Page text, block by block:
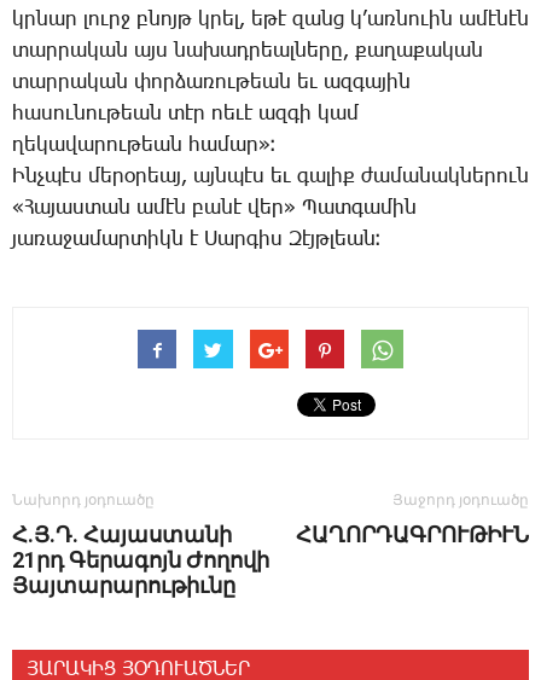
կրնար լուրջ բնոյթ կրել, ե­թէ զանց կ­’առ­նո­ւին ա­մէ­նէն
տար­րա­կան այս նա­խադ­րեալ­նե­րը, քա­ղա­քա­կան
տար­րա­կան փոր­ձա­ռու­թեան եւ ազ­գա­յին
հա­սու­նու­թեան տէր ոե­ւէ ազ­գի կամ
ղե­կա­վա­րու­թեան հա­մար»։
Ինչ­պէս մե­րօ­րեայ, այն­պէս եւ գա­լիք ժա­մա­նակ­նե­րուն
«­Հա­յաս­տան ա­մէն բա­նէ վեր» ­Պատ­գա­մին
յա­ռա­ջա­մար­տիկն է ­Սար­գիս ­Զէյթ­լեան։
Նախորդ յօդուածը
Հ.Յ.Դ. Հայաստանի
21րդ Գերագոյն Ժողովի
Յայտարարութիւնը
Յաջորդ յօդուածը
ՀԱՂՈՐԴԱԳՐՈՒԹԻՒՆ
ՅԱՐԱԿԻՑ ՅՕԴՈՒԱԾՆԵՐ